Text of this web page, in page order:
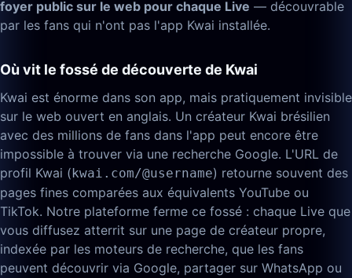
foyer public sur le web pour chaque Live — découvrable
par les fans qui n'ont pas l'app Kwai installée.
Où vit le fossé de découverte de Kwai
Kwai est énorme dans son app, mais pratiquement invisible
sur le web ouvert en anglais. Un créateur Kwai brésilien
avec des millions de fans dans l'app peut encore être
impossible à trouver via une recherche Google. L'URL de
profil Kwai (kwai.com/@username) retourne souvent des
pages fines comparées aux équivalents YouTube ou
TikTok. Notre plateforme ferme ce fossé : chaque Live que
vous diffusez atterrit sur une page de créateur propre,
indexée par les moteurs de recherche, que les fans
peuvent découvrir via Google, partager sur WhatsApp ou